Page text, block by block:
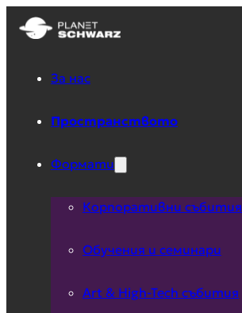
За нас
Пространството
Формати
Корпоративни събития
Обучения и семинари
Art & High-Tech събития